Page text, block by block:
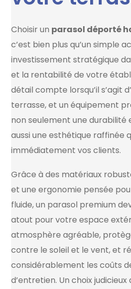
Choisir un parasol déporté
c’est bien plus qu’un simple
investissement stratégique
et la rentabilité de votre
détail compte lorsqu’il s’agit
terrasse, et un équipement
non seulement une durabilité
aussi une esthétique raffinée
immédiatement vos clients.
Grâce à des matériaux
et une ergonomie pensée
fluide, un parasol premium
atout pour votre espace
atmosphère agréable,
contre le soleil et le vent, et
considérablement les coûts
d’entretien. Un choix